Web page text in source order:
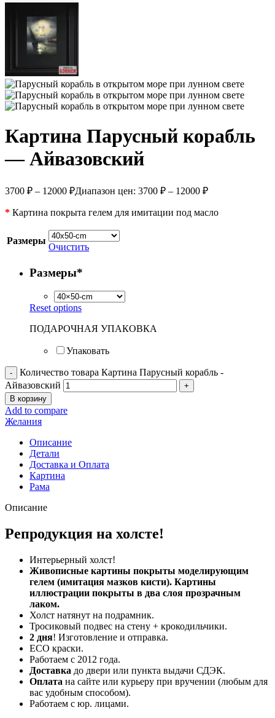
Картина Парусный корабль
— Айвазовский
3700 ₽ – 12000 ₽Диапазон цен: 3700 ₽ – 12000 ₽
* Картина покрыта гелем для имитации под масло
Размеры
Очистить
Размеры*
Reset options
ПОДАРОЧНАЯ УПАКОВКА
Упаковать
Количество товара Картина Парусный корабль -
Айвазовский
В корзину
Add to compare
Желания
Описание
Детали
Доставка и Оплата
Картина
Рама
Описание
Репродукция на холсте!
Интерьерный холст!
Живописные картины покрыты моделирующим
гелем (имитация мазков кисти). Картины
иллюстрации покрыты в два слоя прозрачным
лаком.
Холст натянут на подрамник.
Тросиковый подвес на стену + крокодильчики.
2 дня! Изготовление и отправка.
ECO краски.
Работаем с 2012 года.
Доставка до двери или пункта выдачи СДЭК.
Оплата на сайте или курьеру при вручении (любым для
вас удобным способом).
Работаем с юр. лицами.